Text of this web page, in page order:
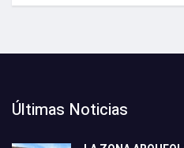
Últimas Noticias